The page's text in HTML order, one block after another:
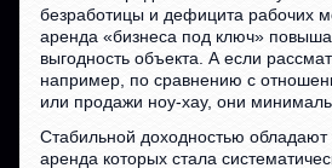
безработицы и дефицита рабочих
аренда «бизнеса под ключ»
выгодность объекта. А если
например, по сравнению с
или продажи ноу-хау, они
Стабильной доходностью обладают
аренда которых стала